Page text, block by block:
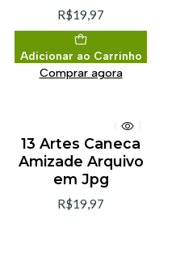
R$19,97
Adicionar ao Carrinho
Comprar agora
13 Artes Caneca
Amizade Arquivo
em Jpg
R$19,97